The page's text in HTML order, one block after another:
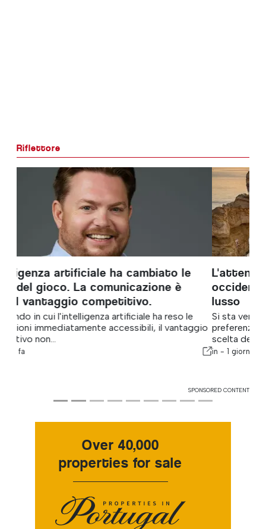
Riflettore
L'attenzione si sposta sull'Algarve
occidentale per le nuove abitazioni di
lusso
Si sta verificando un cambiamento costante nelle
preferenze degli acquirenti facoltosi riguardo alla
scelta del luogo in cui...
in -
SPONSORED CONTENT
Over 40,000
properties for sale